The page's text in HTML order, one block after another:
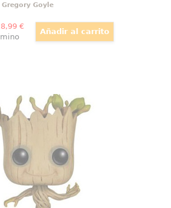
Goyle
,99€
Pop! Dancing Groot
de la Galaxia by Funko
Dancing Groot realizada
perteneciente a la línea
Funko. La figura tiene una
de 10 cm., y
en la película de
de la Galaxia de
Marvel Comics.